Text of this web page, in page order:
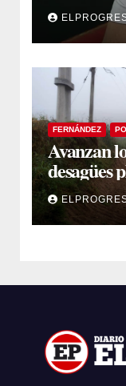
cáncer
FERNÁNDEZ
Avanzan
desagües
impacto